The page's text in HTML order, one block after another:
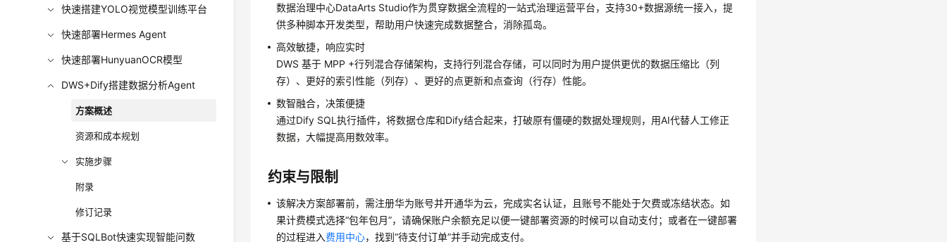
快速搭建YOLO视觉模型训练平台
快速部署Hermes Agent
快速部署HunyuanOCR模型
DWS+Dify搭建数据分析Agent
方案概述
资源和成本规划
实施步骤
附录
修订记录
基于SQLBot快速实现智能问数
数据治理中心DataArts Studio作为贯穿数据全流程的一站式治理运营平台，支持30+数据源统一接入，提
供多种脚本开发类型，帮助用户快速完成数据整合，消除孤岛。
高效敏捷，响应实时
DWS 基于 MPP +行列混合存储架构， 支持行列混合存储，可以同时为用户提供更优的数据压缩比（列
存）、更好的索引性能（列存）、更好的点更新和点查询（行存）性能。
数智融合，决策便捷
通过Dify SQL执行插件，将数据仓库和Dify结合起来，打破原有僵硬的数据处理规则，用AI代替人工修正
数据，大幅提高用数效率。
约束与限制
该解决方案部署前，需注册华为账号并开通华为云，完成实名认证，且账号不能处于欠费或冻结状态。如
果计费模式选择“包年包月”，请确保账户余额充足以便一键部署资源的时候可以自动支付；或者在一键部署
的过程进入费用中心，找到“待支付订单”并手动完成支付。